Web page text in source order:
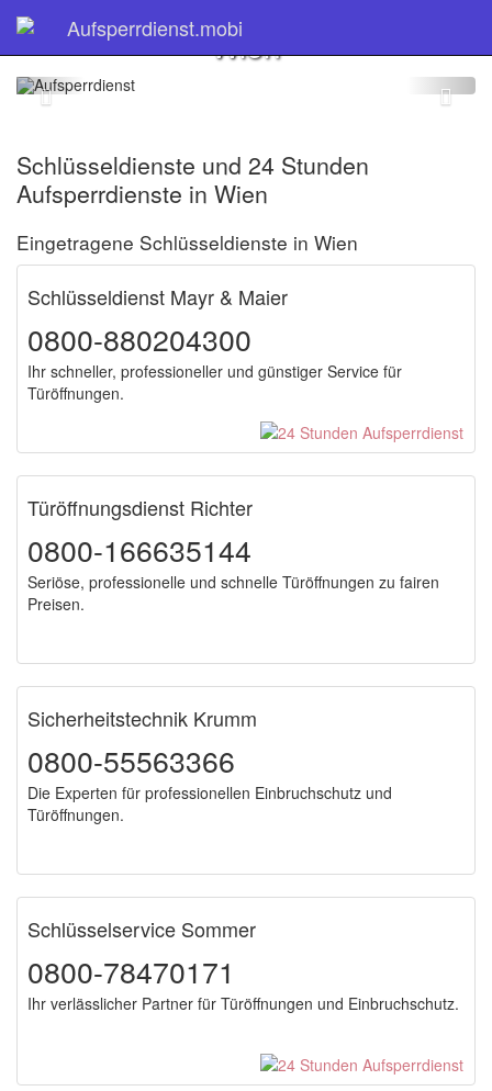
Aufsperrdienst.mobi
Schlüsseldienste in
Wien
Schlüsseldienste und 24 Stunden
Aufsperrdienste in Wien
Eingetragene Schlüsseldienste in Wien
Schlüsseldienst Mayr & Maier
0800-880204300
Ihr schneller, professioneller und günstiger Service für
Türöffnungen.
Türöffnungsdienst Richter
0800-166635144
Seriöse, professionelle und schnelle Türöffnungen zu fairen
Preisen.
Sicherheitstechnik Krumm
0800-55563366
Die Experten für professionellen Einbruchschutz und
Türöffnungen.
Schlüsselservice Sommer
0800-78470171
Ihr verlässlicher Partner für Türöffnungen und Einbruchschutz.